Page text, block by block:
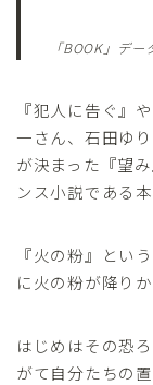
「BOOK」デー
『犯人に告ぐ』
一さん、石田ゆ
が決まった『望
ンス小説である本
『火の粉』とい
に火の粉が降りか
はじめはその恐
がて自分たちの